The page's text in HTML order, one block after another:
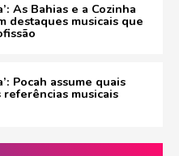
As Bahias e a Cozinha
destaques musicais que
Pocah assume quais
referências musicais